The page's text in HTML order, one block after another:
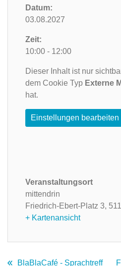
Datum:
03.08.2027
Zeit:
10:00 - 12:00
Dieser Inhalt ist nur
dem Cookie Typ Externe
hat.
Einstellungen bearbeiten
Veranstaltungsort
mittendrin
Friedrich-Ebert-Platz 3,
+ Kartenansicht
BlaBlaCafé - Sprachtreff